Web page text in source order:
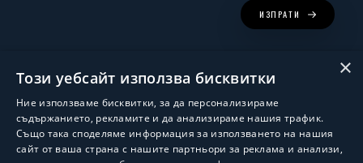
ИЗПРАТИ
×
Този уебсайт използва бисквитки
Ние използваме бисквитки, за да персонализираме
съдържанието, рекламите и да анализираме нашия трафик.
Също така споделяме информация за използването на нашия
сайт от ваша страна с нашите партньори за реклама и анализи,